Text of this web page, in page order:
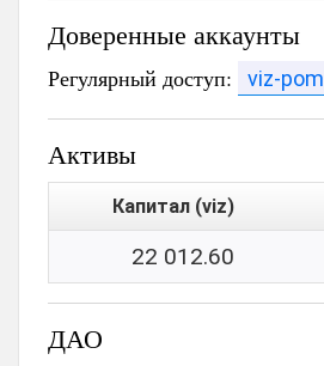
Доверенные аккаунты
Регулярный доступ: viz-pom
Активы
Капитал (viz)
22 012.60
ДАО